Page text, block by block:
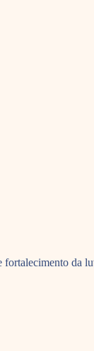
fortalecimento da